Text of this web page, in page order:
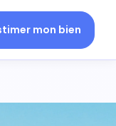
mon bien